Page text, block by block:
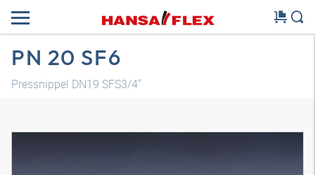
PN 20 SF6
Pressnippel DN19 SFS3/4"